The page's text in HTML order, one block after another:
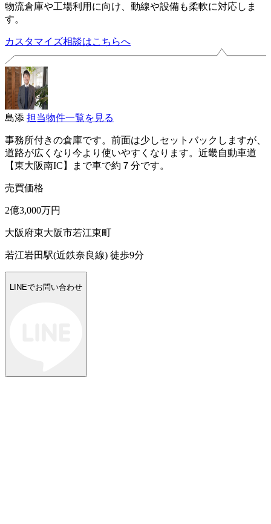
物流倉庫や工場利用に向け、動線や設備も柔軟に対応しま
す。
カスタマイズ相談はこちらへ
島添 担当物件一覧を見る
事務所付きの倉庫です。前面は少しセットバックしますが、
道路が広くなり今より使いやすくなります。近畿自動車道
【東大阪南IC】まで車で約７分です。
売買価格
2億3,000万円
大阪府東大阪市若江東町
若江岩田駅(近鉄奈良線) 徒歩9分
LINEでお問い合わせ